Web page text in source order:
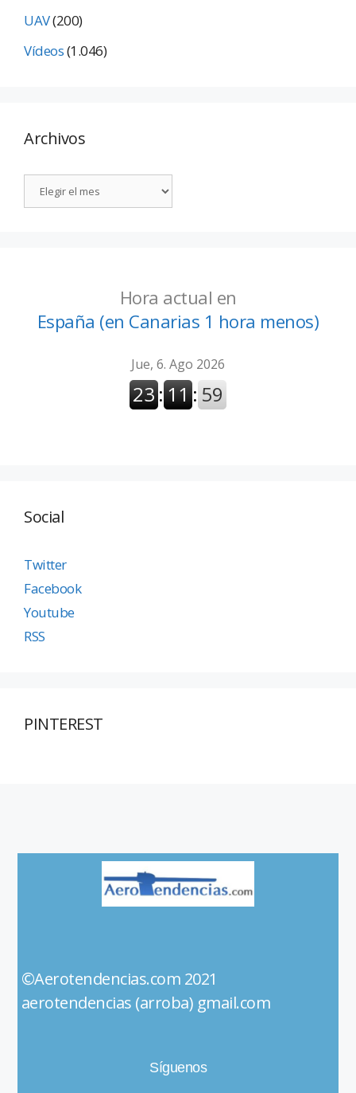
UAV(200)
Vídeos(1.046)
Archivos
Hora actual en
España (en Canarias 1 hora menos)
Social
Twitter
Facebook
Youtube
RSS
PINTEREST
©Aerotendencias.com 2021
aerotendencias (arroba) gmail.com
Síguenos